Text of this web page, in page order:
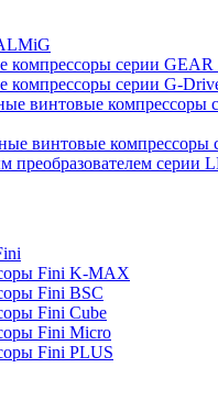
компрессоры серии GEAR
компрессоры серии G-
винтовые компрессоры
винтовые компрессоры
преобразователем серии
Fini K-MAX
Fini BSC
Fini Cube
Fini Micro
Fini PLUS